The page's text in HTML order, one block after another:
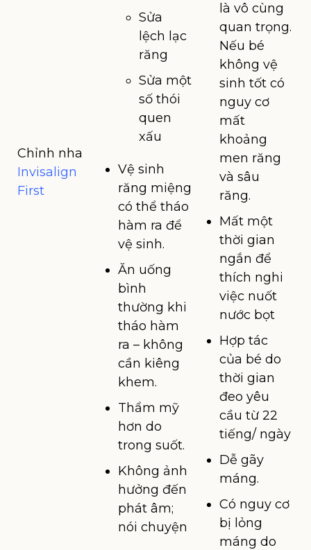
Chỉnh nha
Invisalign
First
Sửa
lệch lạc
răng
Sửa một
số thói
quen
xấu
Vệ sinh
răng miệng
có thể tháo
hàm ra để
vệ sinh.
Ăn uống
bình
thường khi
tháo hàm
ra – không
cần kiêng
khem.
Thẩm mỹ
hơn do
trong suốt.
Không ảnh
hưởng đến
phát âm;
nói chuyện
là vô cùng
quan trọng.
Nếu bé
không vệ
sinh tốt có
nguy cơ
mất
khoảng
men răng
và sâu
răng.
Mất một
thời gian
ngắn để
thích nghi
việc nuốt
nước bọt
Hợp tác
của bé do
thời gian
đeo yêu
cầu từ 22
tiếng/ ngày
Dễ gãy
máng.
Có nguy cơ
bị lỏng
máng do